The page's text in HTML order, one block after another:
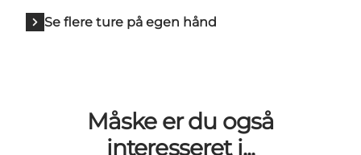
Se flere ture på egen hånd
Måske er du også
interesseret i...